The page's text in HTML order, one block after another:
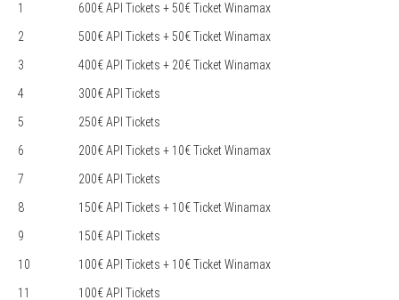
1
600€ API Tickets + 50€ Ticket Winamax
2
500€ API Tickets + 50€ Ticket Winamax
3
400€ API Tickets + 20€ Ticket Winamax
4
300€ API Tickets
5
250€ API Tickets
6
200€ API Tickets + 10€ Ticket Winamax
7
200€ API Tickets
8
150€ API Tickets + 10€ Ticket Winamax
9
150€ API Tickets
10
100€ API Tickets + 10€ Ticket Winamax
11
100€ API Tickets